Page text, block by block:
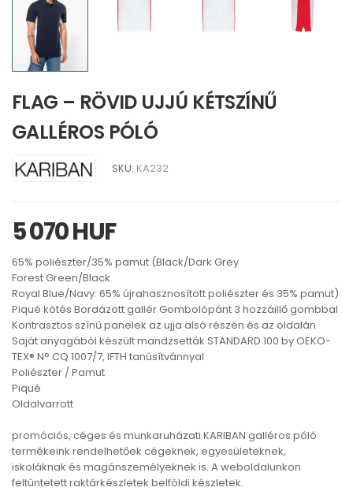
FLAG – RÖVID UJJÚ KÉTSZÍNŰ
GALLÉROS PÓLÓ
SKU: KA232
5 070 HUF
65% poliészter/35% pamut (Black/Dark Grey
Forest Green/Black
Royal Blue/Navy: 65% újrahasznosított poliészter és 35% pamut)
Piqué kötés Bordázott gallér Gombolópánt 3 hozzáillő gombbal
Kontrasztos színű panelek az ujja alsó részén és az oldalán
Saját anyagából készült mandzsetták STANDARD 100 by OEKO-
TEX® N° CQ 1007/7, IFTH tanúsítvánnyal
Poliészter / Pamut
Piqué
Oldalvarrott
promóciós, céges és munkaruházati KARIBAN galléros póló
termékeink rendelhetőek cégeknek, egyesületeknek,
iskoláknak és magánszemélyeknek is. A weboldalunkon
feltüntetett raktárkészletek belföldi készletek.